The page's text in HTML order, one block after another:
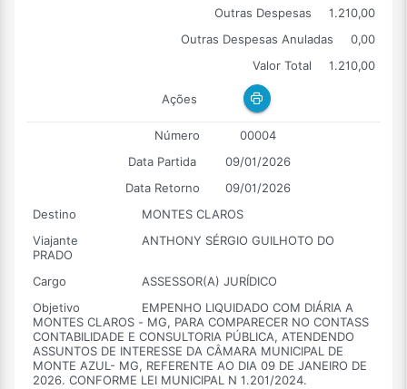
Outras Despesas
1.210,00
Outras Despesas Anuladas
0,00
Valor Total
1.210,00
Ações
Número
00004
Data Partida
09/01/2026
Data Retorno
09/01/2026
Destino
MONTES CLAROS
Viajante
ANTHONY SÉRGIO GUILHOTO DO
PRADO
Cargo
ASSESSOR(A) JURÍDICO
Objetivo
EMPENHO LIQUIDADO COM DIÁRIA A
MONTES CLAROS - MG, PARA COMPARECER NO CONTASS
CONTABILIDADE E CONSULTORIA PÚBLICA, ATENDENDO
ASSUNTOS DE INTERESSE DA CÂMARA MUNICIPAL DE
MONTE AZUL- MG, REFERENTE AO DIA 09 DE JANEIRO DE
2026. CONFORME LEI MUNICIPAL N 1.201/2024.